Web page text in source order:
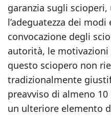
garanzia sugli scioperi,
l’adeguatezza dei
convocazione degli
autorità, le
questo sciopero non
tradizionalmente
preavviso di almeno
un ulteriore elemento